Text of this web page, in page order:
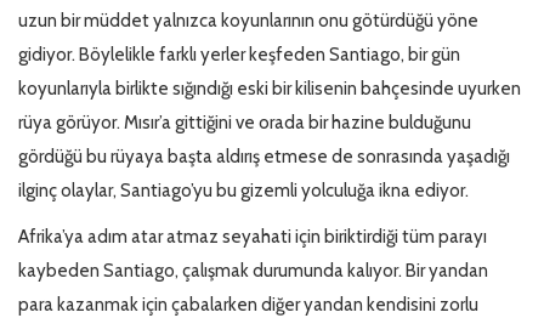
uzun bir müddet yalnızca koyunlarının onu götürdüğü yöne
gidiyor. Böylelikle farklı yerler keşfeden Santiago, bir gün
koyunlarıyla birlikte sığındığı eski bir kilisenin bahçesinde uyurken
rüya görüyor. Mısır’a gittiğini ve orada bir hazine bulduğunu
gördüğü bu rüyaya başta aldırış etmese de sonrasında yaşadığı
ilginç olaylar, Santiago’yu bu gizemli yolculuğa ikna ediyor.
Afrika’ya adım atar atmaz seyahati için biriktirdiği tüm parayı
kaybeden Santiago, çalışmak durumunda kalıyor. Bir yandan
para kazanmak için çabalarken diğer yandan kendisini zorlu